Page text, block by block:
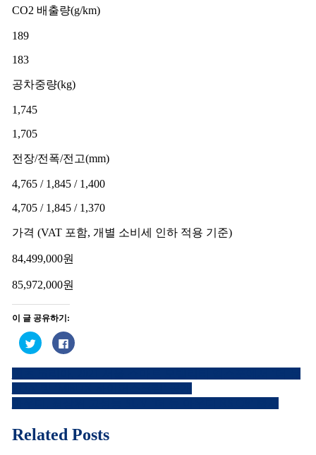
CO2 배출량(g/km)
189
183
공차중량(kg)
1,745
1,705
전장/전폭/전고(mm)
4,765 / 1,845 / 1,400
4,705 / 1,845 / 1,370
가격 (VAT 포함, 개별 소비세 인하 적용 기준)
84,499,000원
85,972,000원
이 글 공유하기:
트
위
로
유
기
(새
서
열
페
이
북
공
하
려
릭
하
글
내
게
Related Posts